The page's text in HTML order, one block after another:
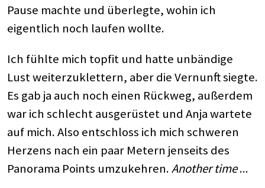
Pause machte und überlegte, wohin ich
eigentlich noch laufen wollte.
Ich fühlte mich topfit und hatte unbändige
Lust weiterzuklettern, aber die Vernunft siegte.
Es gab ja auch noch einen Rückweg, außerdem
war ich schlecht ausgerüstet und Anja wartete
auf mich. Also entschloss ich mich schweren
Herzens nach ein paar Metern jenseits des
Panorama Points umzukehren.Another time...